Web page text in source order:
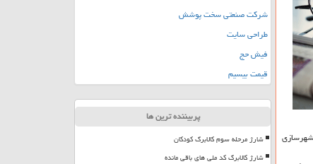
شرکت صنعتی سخت پوشش
طراحی سایت
فیش حج
قیمت بیسیم
پربیننده ترین ها
شارژ مرحله سوم کالابرگ کودکان
شارژ کالابرگ کد ملی های باقی مانده